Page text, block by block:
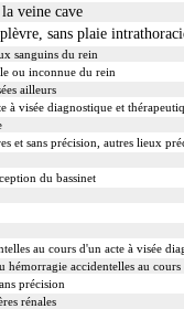
veine cave
sans plaie
sanguins du rein
ou inconnue du rein
ailleurs
à visée diagnostique et
et sans précision, autres lieux
du bassinet
au cours d'un acte à visée
hémorragie accidentelles au
précision
rénales